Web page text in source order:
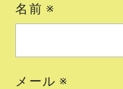
名前 ※
メール ※